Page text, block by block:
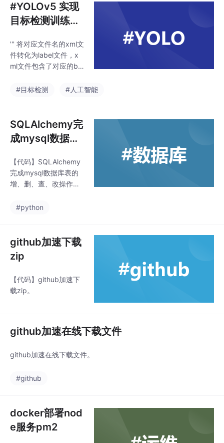
#YOLOv5 实现
目标检测训练自
''' 将对应文件名的xml文
件转化为label文件，x
ml文件包含了对应的bu
大小等信息， 通过对其
去，也就是说 一张图片
文件对应一个xml文
件，然后通过解析和归
息保存到唯一一个label
文件中去 labal文件中的
格式：calss x y w h
的类别有多个，所以对
#目标检测 #人工智能
SQLAlchemy完
成mysql数据库
查、改操作案例
【代码】SQLAlchemy
完成mysql数据库表的
增、删、查、改操作案
#python
github加速下载
zip
【代码】github加速下
载zip。
github加速在线下载文件
github加速在线下载文件。
#github
docker部署nod
e服务pm2